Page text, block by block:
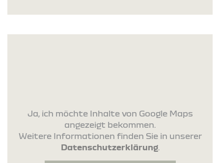
Ja, ich möchte Inhalte von Google Maps
angezeigt bekommen.
Weitere Informationen finden Sie in unserer
Datenschutzerklärung.